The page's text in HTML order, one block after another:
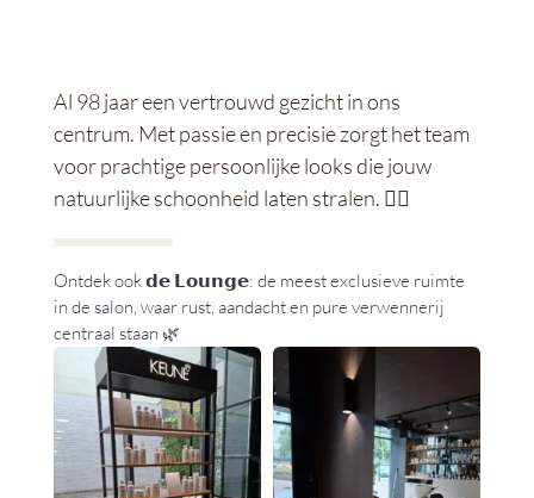
Al 98 jaar een vertrouwd gezicht in ons
centrum. Met passie en precisie zorgt het team
voor prachtige persoonlijke looks die jouw
natuurlijke schoonheid laten stralen. 💇‍♀️
Ontdek ook 𝗱𝗲 𝗟𝗼𝘂𝗻𝗴𝗲: de meest exclusieve ruimte
in de salon, waar rust, aandacht en pure verwennerij
centraal staan 🌿